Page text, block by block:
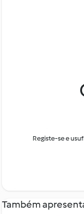
Registe-se e
Também